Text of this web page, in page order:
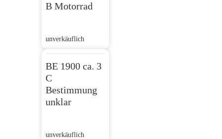
B Motorrad
unverkäuflich
BE 1900 ca. 3
C
Bestimmung
unklar
unverkäuflich